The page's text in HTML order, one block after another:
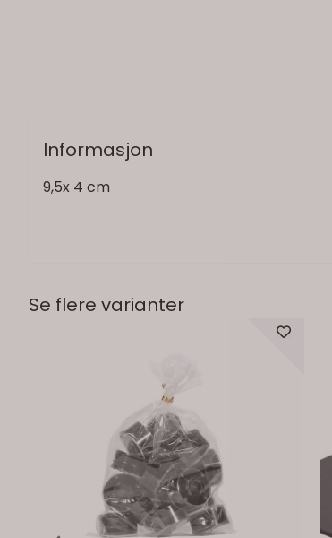
Informasjon
9,5x 4 cm
Se flere varianter